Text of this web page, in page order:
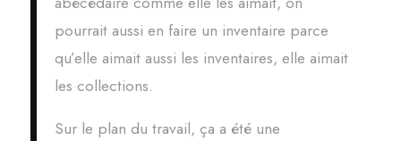
pourrait aussi en faire un inventaire parce
qu’elle aimait aussi les inventaires, elle aimait
les collections.
Sur le plan du travail, ça a été une